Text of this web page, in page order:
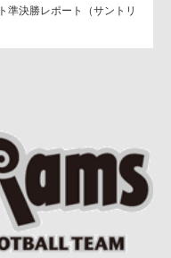
準決勝レポート（サントリ